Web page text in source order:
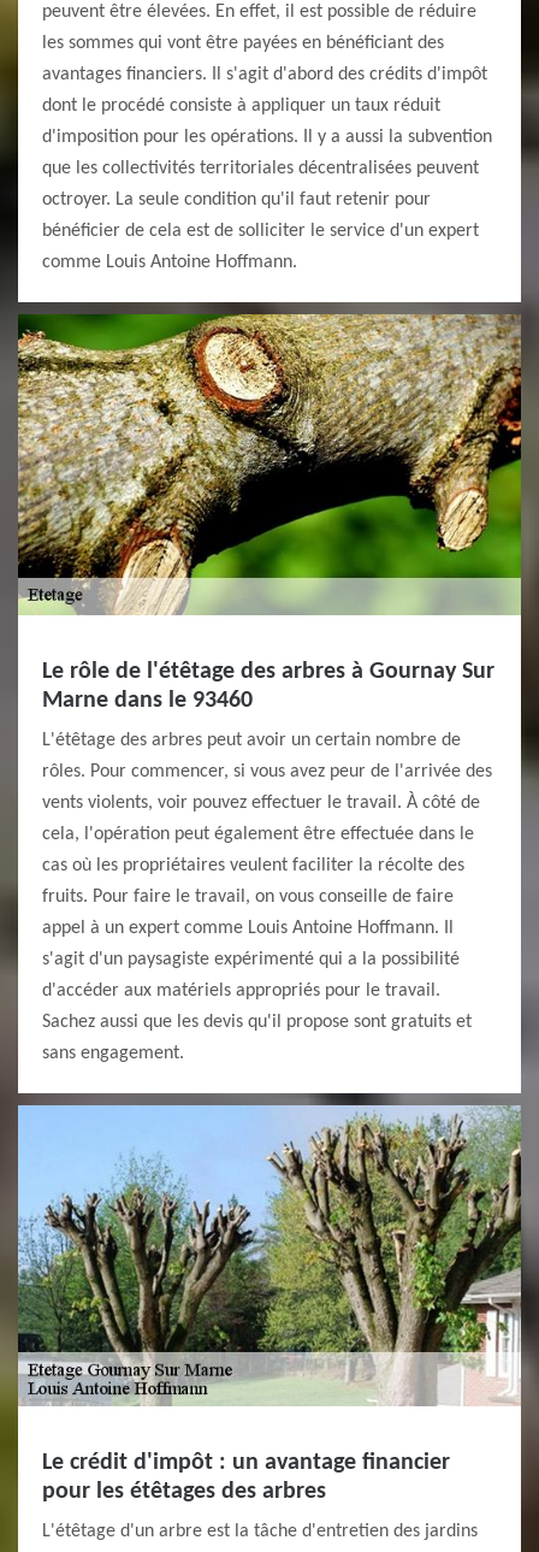
peuvent être élevées. En effet, il est possible de réduire
les sommes qui vont être payées en bénéficiant des
avantages financiers. Il s'agit d'abord des crédits d'impôt
dont le procédé consiste à appliquer un taux réduit
d'imposition pour les opérations. Il y a aussi la subvention
que les collectivités territoriales décentralisées peuvent
octroyer. La seule condition qu'il faut retenir pour
bénéficier de cela est de solliciter le service d'un expert
comme Louis Antoine Hoffmann.
Le rôle de l'étêtage des arbres à Gournay Sur
Marne dans le 93460
L'étêtage des arbres peut avoir un certain nombre de
rôles. Pour commencer, si vous avez peur de l'arrivée des
vents violents, voir pouvez effectuer le travail. À côté de
cela, l'opération peut également être effectuée dans le
cas où les propriétaires veulent faciliter la récolte des
fruits. Pour faire le travail, on vous conseille de faire
appel à un expert comme Louis Antoine Hoffmann. Il
s'agit d'un paysagiste expérimenté qui a la possibilité
d'accéder aux matériels appropriés pour le travail.
Sachez aussi que les devis qu'il propose sont gratuits et
sans engagement.
Le crédit d'impôt : un avantage financier
pour les étêtages des arbres
L'étêtage d'un arbre est la tâche d'entretien des jardins